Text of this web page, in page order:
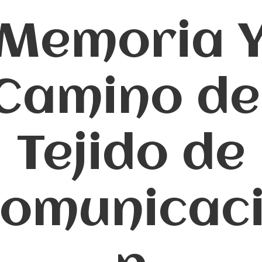
Tejido de